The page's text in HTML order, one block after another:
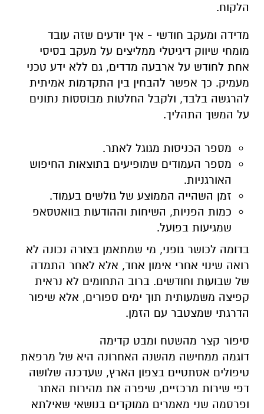
הלקוח.
מדידה ומעקב חודשי - איך יודעים שזה עובד
מומחי שיווק דיגיטלי ממליצים על מעקב בסיסי
אחת לחודש על ארבעה מדדים, גם ללא ידע טכני
מעמיק. כך אפשר להבחין בין התקדמות אמיתית
להרגשה בלבד, ולקבל החלטות מבוססות נתונים
על המשך התהליך.
מספר הכניסות מגוגל לאתר.
מספר העמודים שמופיעים בתוצאות החיפוש
האורגניות.
זמן השהייה הממוצע של גולשים בעמוד.
כמות הפניות, השיחות וההודעות בוואטסאפ
שמגיעות בפועל.
בדומה לכושר גופני, מי שמתאמן בצורה נכונה לא
רואה שינוי אחרי אימון אחד, אלא לאחר התמדה
של שבועות וחודשים. ברוב התחומים לא נראית
קפיצה משמעותית תוך ימים ספורים, אלא שיפור
הדרגתי שמצטבר עם הזמן.
סיפור קצר מהשטח ומבט קדימה
דוגמה ממחישה מהשנה האחרונה היא של מרפאת
טיפולים אסתטיים בצפון הארץ, שעדכנה שלושה
דפי שירות מרכזיים, שיפרה את מהירות האתר
ופרסמה שני מאמרים ממוקדים בנושאי שאילתא